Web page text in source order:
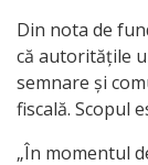
Din nota de
că autoritățile
semnare și
fiscală. Scopul
„În momentul